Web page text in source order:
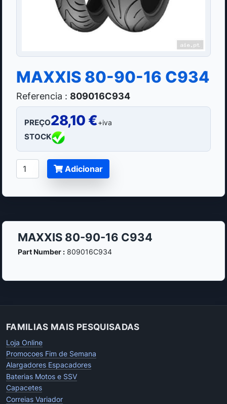
MAXXIS 80-90-16 C934
Referencia : 809016C934
PREÇO28,10 €+iva
STOCK
Adicionar
MAXXIS 80-90-16 C934
Part Number :809016C934
FAMILIAS MAIS PESQUISADAS
Loja Online
Promocoes Fim de Semana
Alargadores Espacadores
Baterias Motos e SSV
Capacetes
Correias Variador